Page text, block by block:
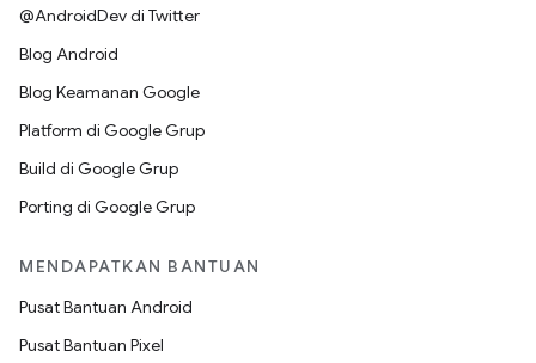
@AndroidDev di Twitter
Blog Android
Blog Keamanan Google
Platform di Google Grup
Build di Google Grup
Porting di Google Grup
MENDAPATKAN BANTUAN
Pusat Bantuan Android
Pusat Bantuan Pixel